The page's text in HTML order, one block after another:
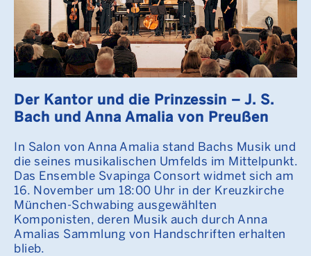
Der Kantor und die Prinzessin – J. S.
Bach und Anna Amalia von Preußen
In Salon von Anna Amalia stand Bachs Musik und
die seines musikalischen Umfelds im Mittelpunkt.
Das Ensemble Svapinga Consort widmet sich am
16. November um 18:00 Uhr in der Kreuzkirche
München-Schwabing ausgewählten
Komponisten, deren Musik auch durch Anna
Amalias Sammlung von Handschriften erhalten
blieb.